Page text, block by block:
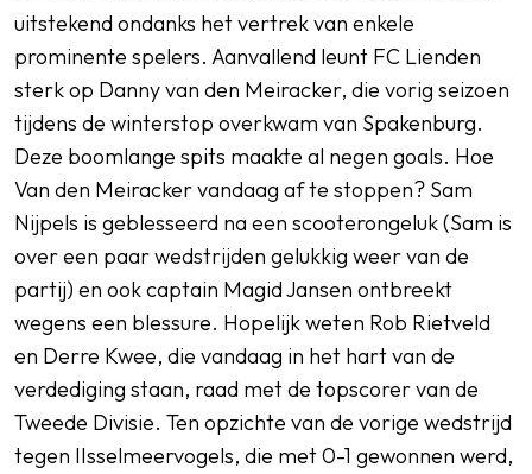
uitstekend ondanks het vertrek van enkele
prominente spelers. Aanvallend leunt FC Lienden
sterk op Danny van den Meiracker, die vorig seizoen
tijdens de winterstop overkwam van Spakenburg.
Deze boomlange spits maakte al negen goals. Hoe
Van den Meiracker vandaag af te stoppen? Sam
Nijpels is geblesseerd na een scooterongeluk (Sam is
over een paar wedstrijden gelukkig weer van de
partij) en ook captain Magid Jansen ontbreekt
wegens een blessure. Hopelijk weten Rob Rietveld
en Derre Kwee, die vandaag in het hart van de
verdediging staan, raad met de topscorer van de
Tweede Divisie. Ten opzichte van de vorige wedstrijd
tegen IIsselmeervogels, die met 0-1 gewonnen werd,